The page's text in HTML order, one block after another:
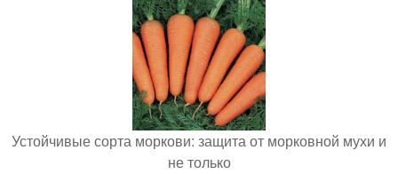
Устойчивые сорта моркови: защита от морковной мухи и
не только